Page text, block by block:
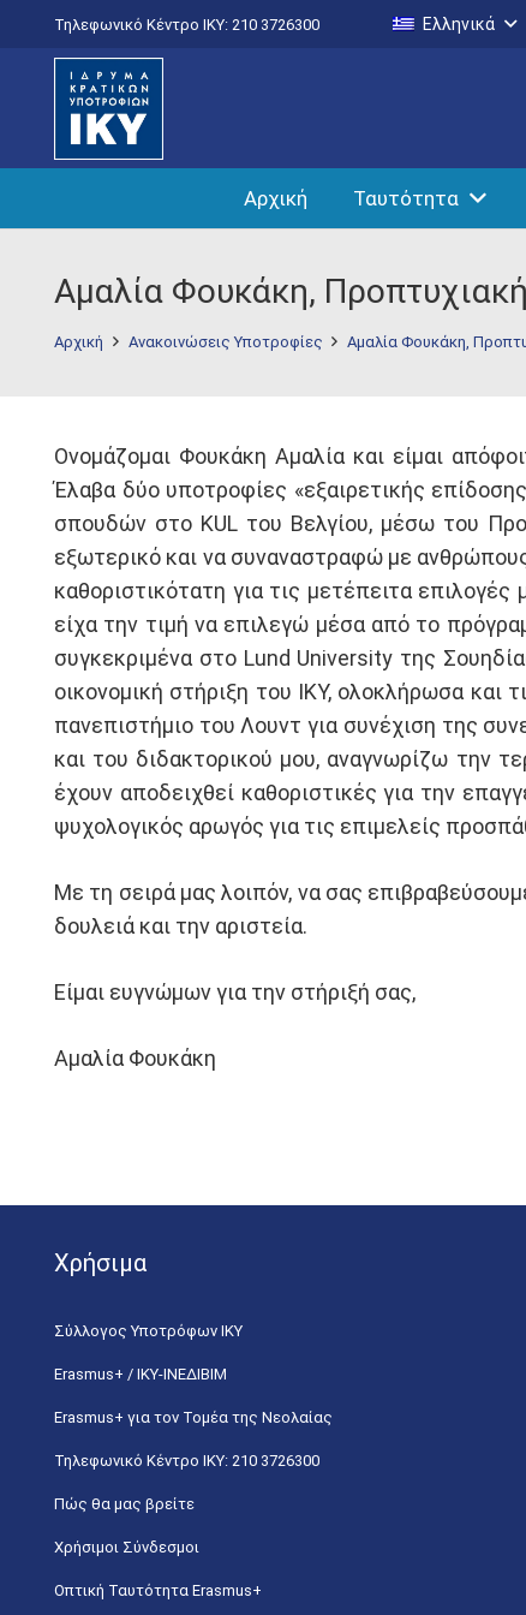
Τηλεφωνικό Κέντρο IKY: 210 3726300 Ελληνικά
Αρχική Ταυτότητα
Αμαλία Φουκάκη,
Αρχική Ανακοινώσεις Υποτροφίες Αμαλία Φουκάκη,
Ονομάζομαι Φουκάκη Αμαλία και είμαι
Έλαβα δύο υποτροφίες «εξαιρετικής
σπουδών στο KUL του Βελγίου, μέσω του
εξωτερικό και να συναναστραφώ με
καθοριστικότατη για τις μετέπειτα
είχα την τιμή να επιλεγώ μέσα από το
συγκεκριμένα στο Lund University της
οικονομική στήριξη του ΙΚΥ, ολοκλήρωσα
πανεπιστήμιο του Λουντ για συνέχιση της
και του διδακτορικού μου, αναγνωρίζω την
έχουν αποδειχθεί καθοριστικές για την
ψυχολογικός αρωγός για τις επιμελείς
Με τη σειρά μας λοιπόν, να σας
δουλειά και την αριστεία.
Είμαι ευγνώμων για την στήριξή σας,
Αμαλία Φουκάκη
Χρήσιμα
Σύλλογος Υποτρόφων ΙΚΥ
Erasmus+ / ΙΚΥ-ΙΝΕΔΙΒΙΜ
Erasmus+ για τον Τομέα της Νεολαίας
Τηλεφωνικό Κέντρο IKY: 210 3726300
Πώς θα μας βρείτε
Χρήσιμοι Σύνδεσμοι
Οπτική Ταυτότητα Erasmus+